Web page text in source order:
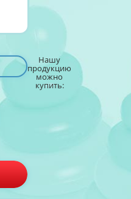
Нашу
продукцию
можно
купить: